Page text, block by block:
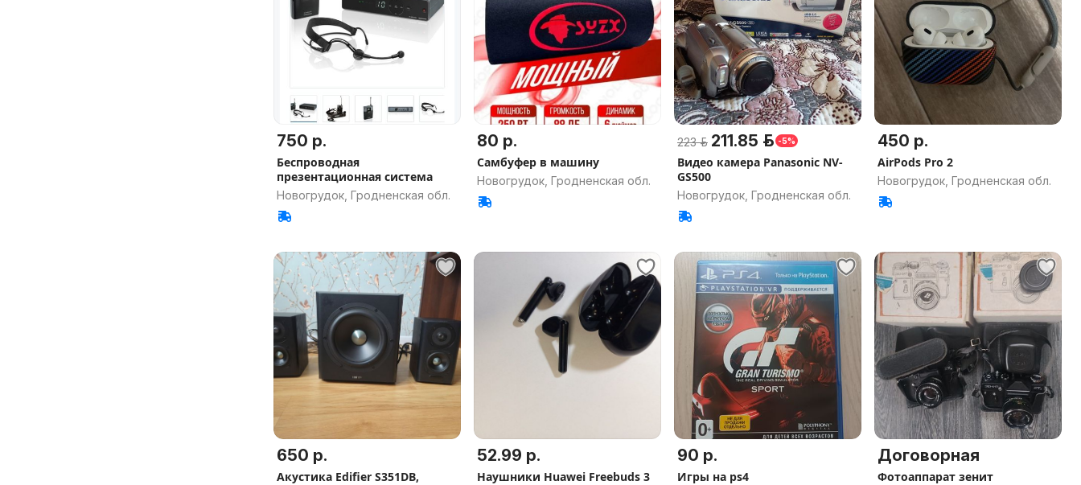
750 р.
Беспроводная
презентационная система
Новогрудок, Гродненская обл.
80 р.
Самбуфер в машину
Новогрудок, Гродненская обл.
223 р. 211.85 р. -5%
Видео камера Panasonic NV-
GS500
Новогрудок, Гродненская обл.
450 р.
AirPods Pro 2
Новогрудок, Гродненская обл.
650 р.
Акустика Edifier S351DB,
52.99 р.
Наушники Huawei Freebuds 3
90 р.
Игры на ps4
Договорная
Фотоаппарат зенит